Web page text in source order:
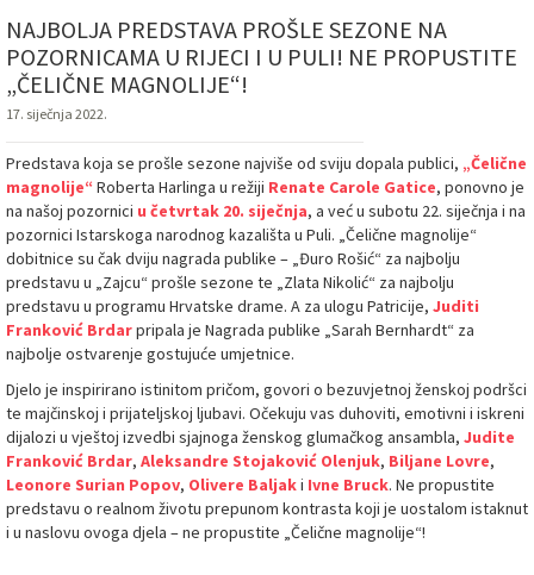
NAJBOLJA PREDSTAVA PROŠLE SEZONE NA
POZORNICAMA U RIJECI I U PULI! NE PROPUSTITE
„ČELIČNE MAGNOLIJE“!
17. siječnja 2022.
Predstava koja se prošle sezone najviše od sviju dopala publici, „Čelične
magnolije“ Roberta Harlinga u režiji Renate Carole Gatice, ponovno je
na našoj pozornici u četvrtak 20. siječnja, a već u subotu 22. siječnja i na
pozornici Istarskoga narodnog kazališta u Puli. „Čelične magnolije“
dobitnice su čak dviju nagrada publike – „Đuro Rošić“ za najbolju
predstavu u „Zajcu“ prošle sezone te „Zlata Nikolić“ za najbolju
predstavu u programu Hrvatske drame. A za ulogu Patricije, Juditi
Franković Brdarpripala je Nagrada publike „Sarah Bernhardt“ za
najbolje ostvarenje gostujuće umjetnice.
Djelo je inspirirano istinitom pričom, govori o bezuvjetnoj ženskoj podršci
te majčinskoj i prijateljskoj ljubavi. Očekuju vas duhoviti, emotivni i iskreni
dijalozi u vještoj izvedbi sjajnoga ženskog glumačkog ansambla, Judite
Franković Brdar, Aleksandre Stojaković Olenjuk, Biljane Lovre,
Leonore Surian Popov, Olivere Baljaki Ivne Bruck. Ne propustite
predstavu o realnom životu prepunom kontrasta koji je uostalom istaknut
i u naslovu ovoga djela – ne propustite „Čelične magnolije“!